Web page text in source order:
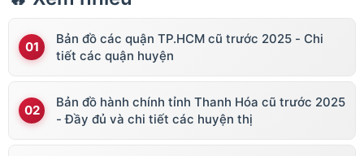
Bản đồ các quận TP.HCM cũ trước 2025 - Chi
tiết các quận huyện
Bản đồ hành chính tỉnh Thanh Hóa cũ trước 2025
- Đầy đủ và chi tiết các huyện thị